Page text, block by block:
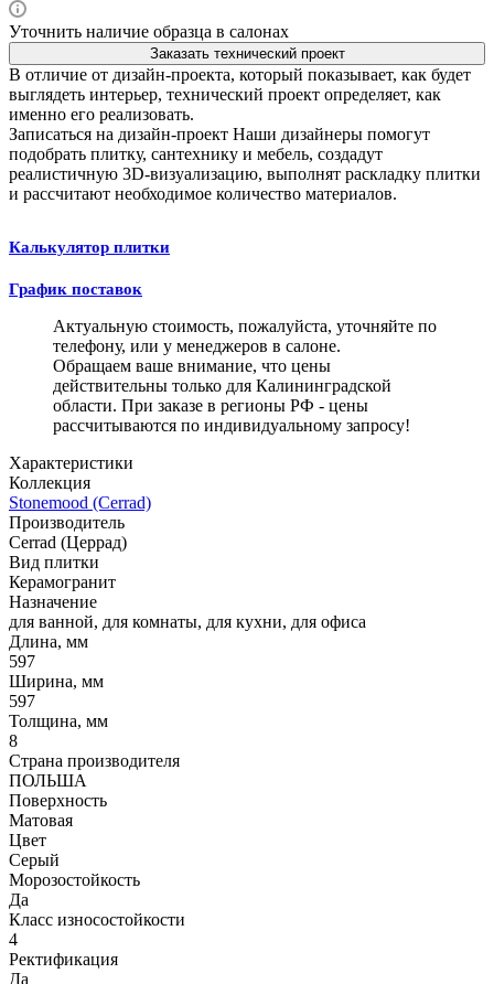
Уточнить наличие образца в салонах
Заказать технический проект
В отличие от дизайн-проекта, который показывает, как будет
выглядеть интерьер, технический проект определяет, как
именно его реализовать.
Записаться на дизайн-проект Наши дизайнеры помогут
подобрать плитку, сантехнику и мебель, создадут
реалистичную 3D-визуализацию, выполнят раскладку плитки
и рассчитают необходимое количество материалов.
Калькулятор плитки
График поставок
Актуальную стоимость, пожалуйста, уточняйте по
телефону, или у менеджеров в салоне.
Обращаем ваше внимание, что цены
действительны только для Калининградской
области. При заказе в регионы РФ - цены
рассчитываются по индивидуальному запросу!
Характеристики
Коллекция
Stonemood (Cerrad)
Производитель
Cerrad (Церрад)
Вид плитки
Керамогранит
Назначение
для ванной, для комнаты, для кухни, для офиса
Длина, мм
597
Ширина, мм
597
Толщина, мм
8
Страна производителя
ПОЛЬША
Поверхность
Матовая
Цвет
Серый
Морозостойкость
Да
Класс износостойкости
4
Ректификация
Да